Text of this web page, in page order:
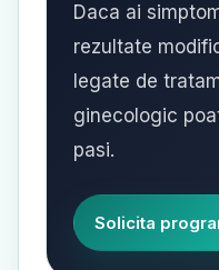
Daca ai
rezultate
legate de
ginecologic
pasi.
Solicita